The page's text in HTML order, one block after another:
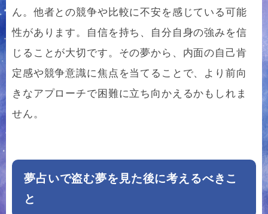
ん。他者との競争や比較に不安を感じている可能
性があります。自信を持ち、自分自身の強みを信
じることが大切です。その夢から、内面の自己肯
定感や競争意識に焦点を当てることで、より前向
きなアプローチで困難に立ち向かえるかもしれま
せん。
夢占いで盗む夢を見た後に考えるべきこ
と